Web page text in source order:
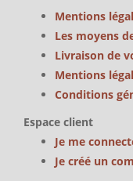
Mentions
Les moyens
Livraison de
Mentions
Conditions
Espace client
Je me
Je créé un